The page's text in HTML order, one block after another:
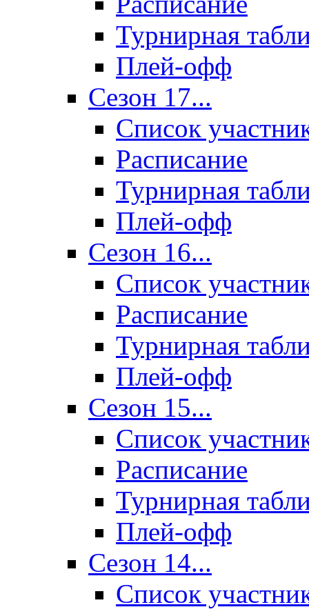
Турнирная
Плей-офф
Сезон 17...
Список
Расписание
Турнирная
Плей-офф
Сезон 16...
Список
Расписание
Турнирная
Плей-офф
Сезон 15...
Список
Расписание
Турнирная
Плей-офф
Сезон 14...
Список